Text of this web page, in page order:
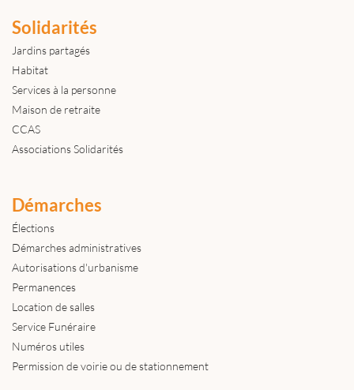
Solidarités
Jardins partagés
Habitat
Services à la personne
Maison de retraite
CCAS
Associations Solidarités
Démarches
Élections
Démarches administratives
Autorisations d'urbanisme
Permanences
Location de salles
Service Funéraire
Numéros utiles
Permission de voirie ou de stationnement